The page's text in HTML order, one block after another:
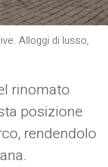
Alloggi di lusso,
rinomato
posizione
rendendolo